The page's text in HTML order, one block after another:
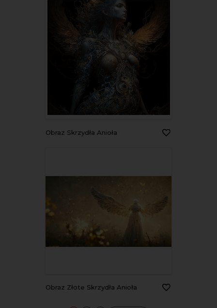
Obraz Skrzydła Anioła
Obraz Złote Skrzydła Anioła